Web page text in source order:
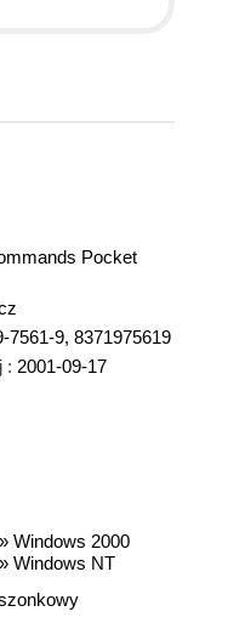
Pocket
7561-9, 8371975619
: 2001-09-17
» Windows 2000
» Windows NT